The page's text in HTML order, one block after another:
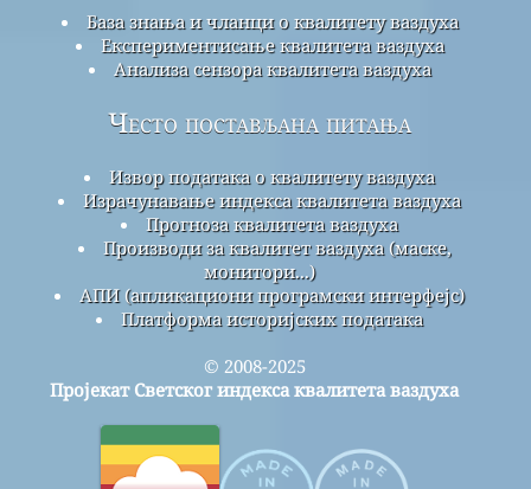
База знања и чланци о квалитету ваздуха
Експериментисање квалитета ваздуха
Анализа сензора квалитета ваздуха
Често постављана питања
Извор података о квалитету ваздуха
Израчунавање индекса квалитета ваздуха
Прогноза квалитета ваздуха
Производи за квалитет ваздуха (маске,
монитори...)
АПИ (апликациони програмски интерфејс)
Платформа историјских података
© 2008-2025
Пројекат Светског индекса квалитета ваздуха